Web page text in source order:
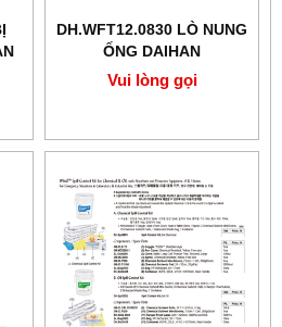
DH.WFT12.0830 LÒ NUNG
ỐNG DAIHAN
Vui lòng gọi